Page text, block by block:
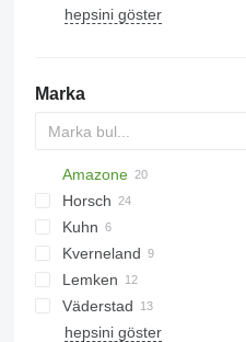
hepsini göster
Marka
DA
Amazone
AD
AD-P
AD-P 402
Cataya
Cataya 3000
Centaya
Centaya 3000
Cirrus
Cirrus 3003 Compact
Citan
Citan 12000
D-series
Double
Fargo
Green Plains
Multisem
8
Olimpia
NTA
YP
Horsch
Avatar
Express
Focus
Maestro
Maistro
6M
740A
750
Kuhn
Sitera
Venta
Kverneland
Accord
Optima
Lemken
Azurit
Solitair
555
NG
Xeos
SPM
ZB
Väderstad
Rapid
hepsini göster